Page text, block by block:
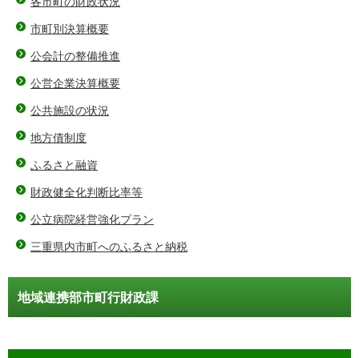
市町別決算概要
公会計の整備推進
公営企業決算概要
公共施設の状況
地方債制度
ふるさと融資
財政健全化判断比率等
公立病院経営強化プラン
三重県内市町へのふるさと納税
地域連携部市町行財政課